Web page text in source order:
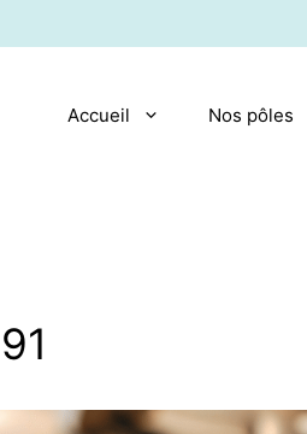
Accueil Nos pôles